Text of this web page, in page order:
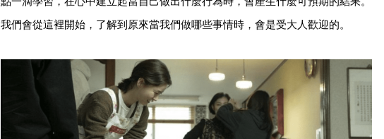
我們會從這裡開始，了解到原來當我們做哪些事情時，會是受大人歡迎的。